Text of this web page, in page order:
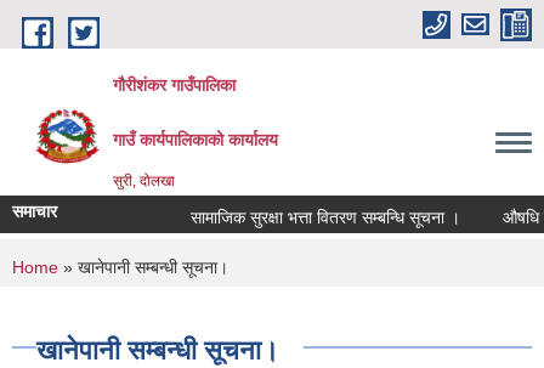
Skip to main content
गौरीशंकर गाउँपालिका
गाउँ कार्यपालिकाको कार्यालय
सुरी, दोलखा
समाचार सामाजिक सुरक्षा भत्ता वितरण सम्बन्धि सूचना । औषधि
You are here
Home » खानेपानी सम्बन्धी सूचना।
खानेपानी सम्बन्धी सूचना।